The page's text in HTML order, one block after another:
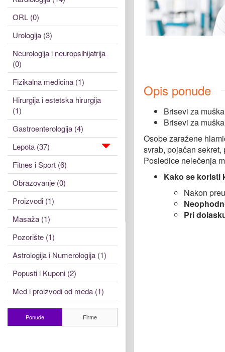
ORL (0)
Urologija (3)
Neurologija i neuropsihijatrija
(0)
Fizikalna medicina (1)
Hirurgija i estetska hirurgija
(1)
Gastroenterologija (4)
Lepota (37)
Fitnes i Sport (6)
Obrazovanje (0)
Proizvodi (1)
Masaža (1)
Pozorište (1)
Astrologija i Numerologija (1)
Popusti i Kuponi (2)
Med i proizvodi od meda (1)
Ponude Firme
Opis ponude
Brisevi za
Brisevi za
Osobe zaražene
svrab, pojačan
Posledice nelečenja
Kako se koristi
Nakon
Pri